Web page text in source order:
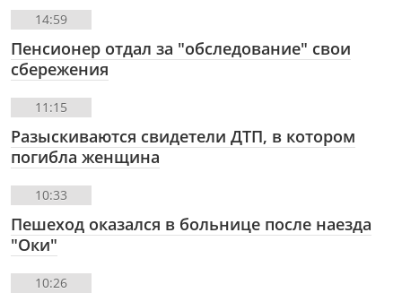
14:59
Пенсионер отдал за "обследование" свои
сбережения
11:15
Разыскиваются свидетели ДТП, в котором
погибла женщина
10:33
Пешеход оказался в больнице после наезда
"Оки"
10:26